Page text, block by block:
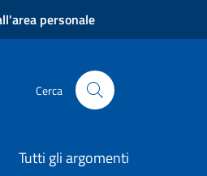
personale
Cerca
Tutti gli argomenti